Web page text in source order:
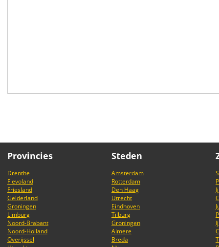
Provincies
Drenthe
Flevoland
Friesland
Gelderland
Groningen
Limburg
Noord-Brabant
Noord-Holland
Overijssel
Steden
Amsterdam
Rotterdam
Den Haag
Utrecht
Eindhoven
Tilburg
Groningen
Almere
Breda